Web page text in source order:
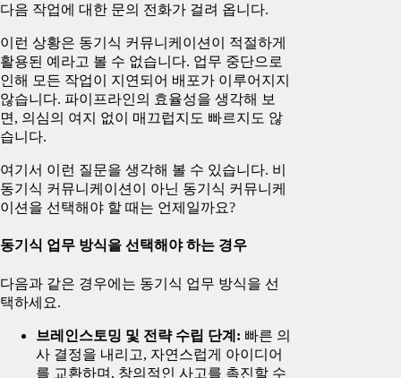
다음 작업에 대한 문의 전화가 걸려 옵니다.
이런 상황은 동기식 커뮤니케이션이 적절하게
활용된 예라고 볼 수 없습니다. 업무 중단으로
인해 모든 작업이 지연되어 배포가 이루어지지
않습니다. 파이프라인의 효율성을 생각해 보
면, 의심의 여지 없이 매끄럽지도 빠르지도 않
습니다.
여기서 이런 질문을 생각해 볼 수 있습니다. 비
동기식 커뮤니케이션이 아닌 동기식 커뮤니케
이션을 선택해야 할 때는 언제일까요?
동기식 업무 방식을 선택해야 하는 경우
다음과 같은 경우에는 동기식 업무 방식을 선
택하세요.
브레인스토밍 및 전략 수립 단계: 빠른 의
사 결정을 내리고, 자연스럽게 아이디어
를 교환하며, 창의적인 사고를 촉진할 수